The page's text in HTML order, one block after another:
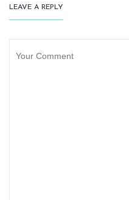
LEAVE A REPLY